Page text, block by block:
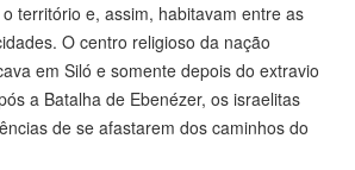
território e, assim, habitavam entre as
O centro religioso da nação
em Siló e somente depois do extravio
a Batalha de Ebenézer, os israelitas
de se afastarem dos caminhos do